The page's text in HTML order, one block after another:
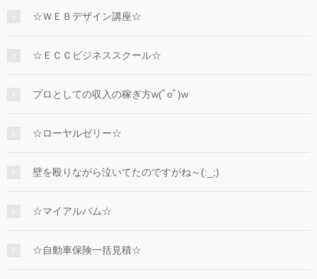
☆ＷＥＢデザイン講座☆
☆ＥＣＣビジネススクール☆
プロとしての収入の稼ぎ方w(ﾟoﾟ)w
☆ローヤルゼリー☆
壁を殴りながら泣いてたのですがね～(:_;)
☆マイアルバム☆
☆自動車保険一括見積☆